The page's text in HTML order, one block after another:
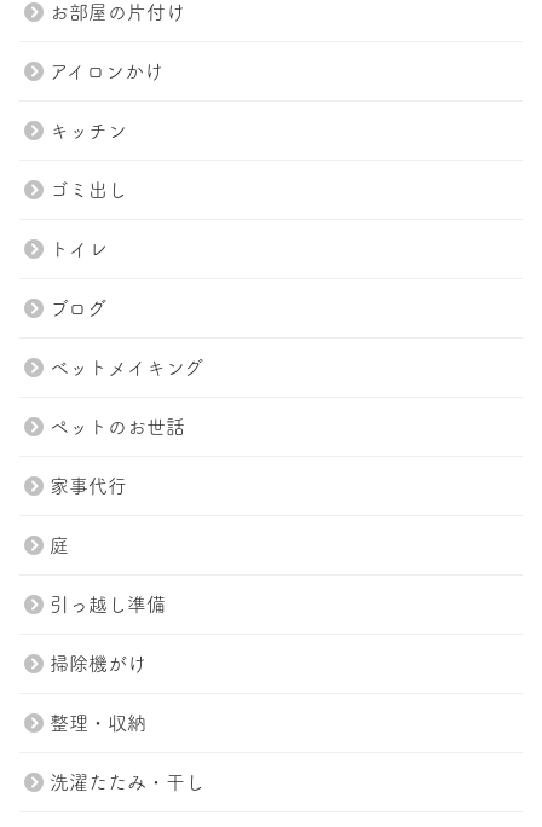
お部屋の片付け
アイロンかけ
キッチン
ゴミ出し
トイレ
ブログ
ベットメイキング
ペットのお世話
家事代行
庭
引っ越し準備
掃除機がけ
整理・収納
洗濯たたみ・干し